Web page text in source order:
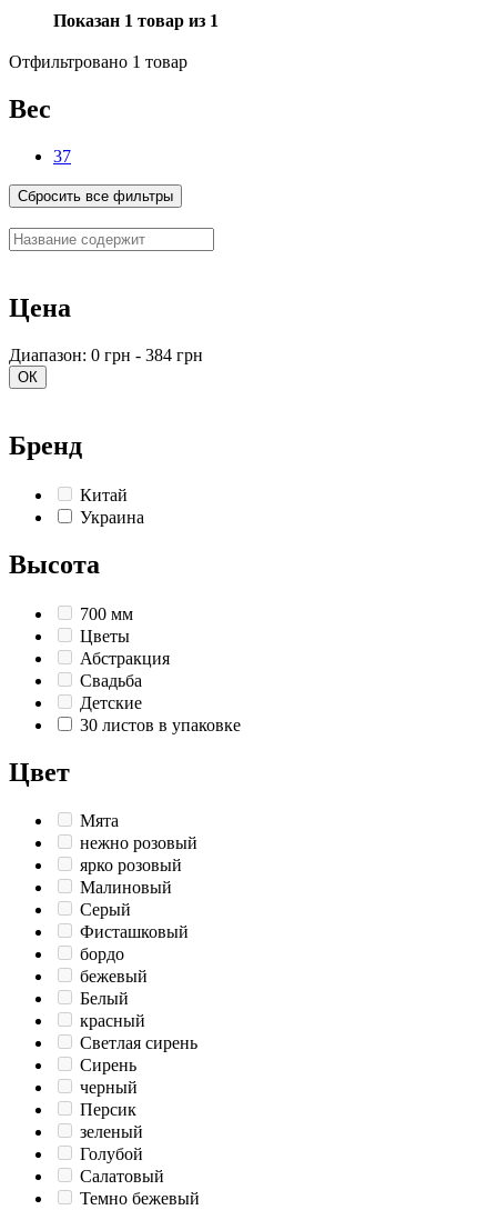
Показан 1 товар из 1
Отфильтровано 1 товар
Вес
37
Сбросить все фильтры
Цена
Диапазон: 0 грн - 384 грн
ОК
Бренд
Китай
Украина
Высота
700 мм
Цветы
Абстракция
Свадьба
Детские
30 листов в упаковке
Цвет
Мята
нежно розовый
ярко розовый
Малиновый
Серый
Фисташковый
бордо
бежевый
Белый
красный
Светлая сирень
Сирень
черный
Персик
зеленый
Голубой
Салатовый
Темно бежевый